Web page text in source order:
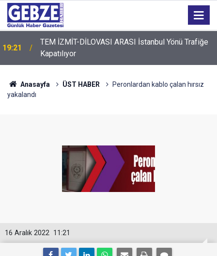
19:21
TEM İZMİT-DİLOVASI ARASI İstanbul Yönü Trafiğe
Kapatılıyor
Anasayfa ÜST HABER
Peronlardan kablo çalan hırsız
yakalandı
11:21
16 Aralık 2022